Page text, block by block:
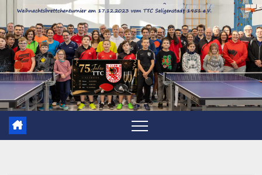
Zum
Inhalt
springen